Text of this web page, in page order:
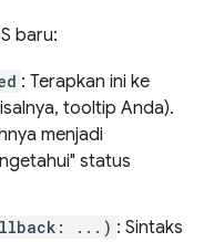
baru:
: Terapkan ini ke
tooltip Anda).
menjadi
status
...) : Sintaks